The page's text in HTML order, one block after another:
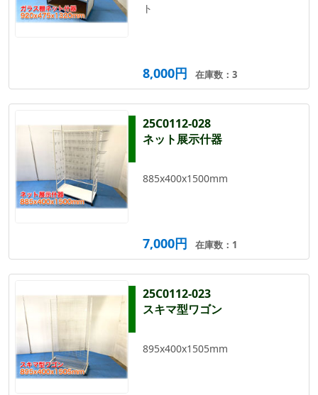
ト
8,000円 在庫数：3
25C0112-028
ネット展示什器
885x400x1500mm
7,000円 在庫数：1
25C0112-023
スキマ型ワゴン
895x400x1505mm